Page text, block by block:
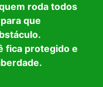
roda todos
que
fica protegido e